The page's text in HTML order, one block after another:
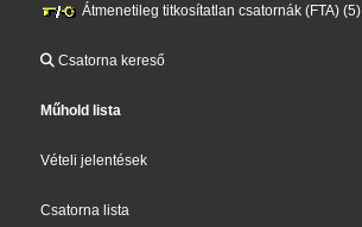
Átmenetileg titkosítatlan csatornák (FTA) (5)
Csatorna kereső
Műhold lista
Vételi jelentések
Csatorna lista